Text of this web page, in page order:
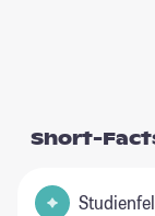
Short-